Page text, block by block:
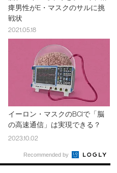
痺男性がE・マスクのサルに挑
戦状
2021.05.18
イーロン・マスクのBCIで「脳
の高速通信」は実現できる？
2023.10.02
Recommended by